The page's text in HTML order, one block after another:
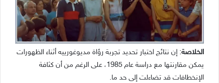
الخلاصة: إن نتائج اختبار تحديد تجربة رؤاة مديوغورييه أثناء الظهورات
يمكن مقارنتها مع دراسة عام 1985، على الرغم من أن كثافة
الإنخطافات قد تضاءلت إلى حد ما.